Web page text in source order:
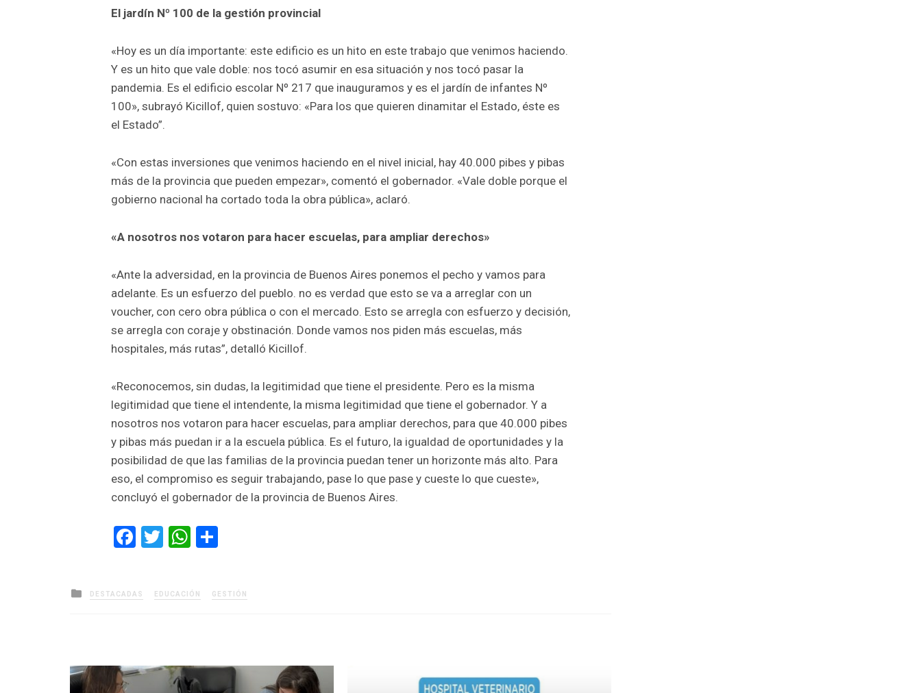
El jardín Nº 100 de la gestión provincial
«Hoy es un día importante: este edificio es un hito en este trabajo que venimos haciendo.
Y es un hito que vale doble: nos tocó asumir en esa situación y nos tocó pasar la
pandemia. Es el edificio escolar Nº 217 que inauguramos y es el jardín de infantes Nº
100», subrayó Kicillof, quien sostuvo: «Para los que quieren dinamitar el Estado, éste es
el Estado”.
«Con estas inversiones que venimos haciendo en el nivel inicial, hay 40.000 pibes y pibas
más de la provincia que pueden empezar», comentó el gobernador. «Vale doble porque el
gobierno nacional ha cortado toda la obra pública», aclaró.
«A nosotros nos votaron para hacer escuelas, para ampliar derechos»
«Ante la adversidad, en la provincia de Buenos Aires ponemos el pecho y vamos para
adelante. Es un esfuerzo del pueblo. no es verdad que esto se va a arreglar con un
voucher, con cero obra pública o con el mercado. Esto se arregla con esfuerzo y decisión,
se arregla con coraje y obstinación. Donde vamos nos piden más escuelas, más
hospitales, más rutas”, detalló Kicillof.
«Reconocemos, sin dudas, la legitimidad que tiene el presidente. Pero es la misma
legitimidad que tiene el intendente, la misma legitimidad que tiene el gobernador. Y a
nosotros nos votaron para hacer escuelas, para ampliar derechos, para que 40.000 pibes
y pibas más puedan ir a la escuela pública. Es el futuro, la igualdad de oportunidades y la
posibilidad de que las familias de la provincia puedan tener un horizonte más alto. Para
eso, el compromiso es seguir trabajando, pase lo que pase y cueste lo que cueste»,
concluyó el gobernador de la provincia de Buenos Aires.
Facebook
TwitterWhatsApp
Posted
in
DESTACADAS EDUCACIÓN GESTIÓN